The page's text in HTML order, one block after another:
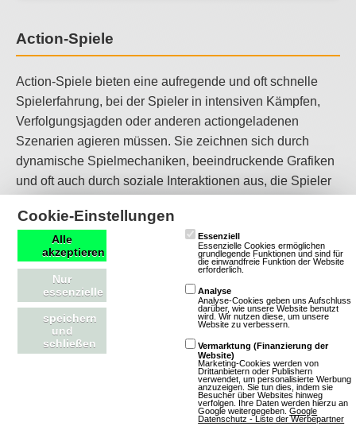
Action-Spiele
Action-Spiele bieten eine aufregende und oft schnelle
Spielerfahrung, bei der Spieler in intensiven Kämpfen,
Verfolgungsjagden oder anderen actiongeladenen
Szenarien agieren müssen. Sie zeichnen sich durch
dynamische Spielmechaniken, beeindruckende Grafiken
und oft auch durch soziale Interaktionen aus, die Spieler
eintauchen lassen. Action-Spiele sind ideal für Spieler,
die den Nervenkitzel und die Aufregung von schnellen
und intensiven Spielerlebnissen genießen möchten.
3D Spiele
3D-Spiele bieten eine immersive Spielerfahrung, die von
einer dreidimensionalen Perspektive geprägt ist. Sie
zeichnen sich durch beeindruckende Grafiken, komplexe
Spielmechaniken und oft auch durch soziale
Interaktionen aus, die Spieler in eine Welt voller
Cookie-Einstellungen
Alle
akzeptieren
Nur
essenzielle
speichern
und
schließen
Essenziell
Essenzielle Cookies ermöglichen
grundlegende Funktionen und sind für
die einwandfreie Funktion der Website
erforderlich.
Analyse
Analyse-Cookies geben uns Aufschluss
darüber, wie unsere Website benutzt
wird. Wir nutzen diese, um unsere
Website zu verbessern.
Vermarktung (Finanzierung der
Website)
Marketing-Cookies werden von
Drittanbietern oder Publishern
verwendet, um personalisierte Werbung
anzuzeigen. Sie tun dies, indem sie
Besucher über Websites hinweg
verfolgen. Ihre Daten werden hierzu an
Google weitergegeben.Google
Datenschutz - Liste der Werbepartner